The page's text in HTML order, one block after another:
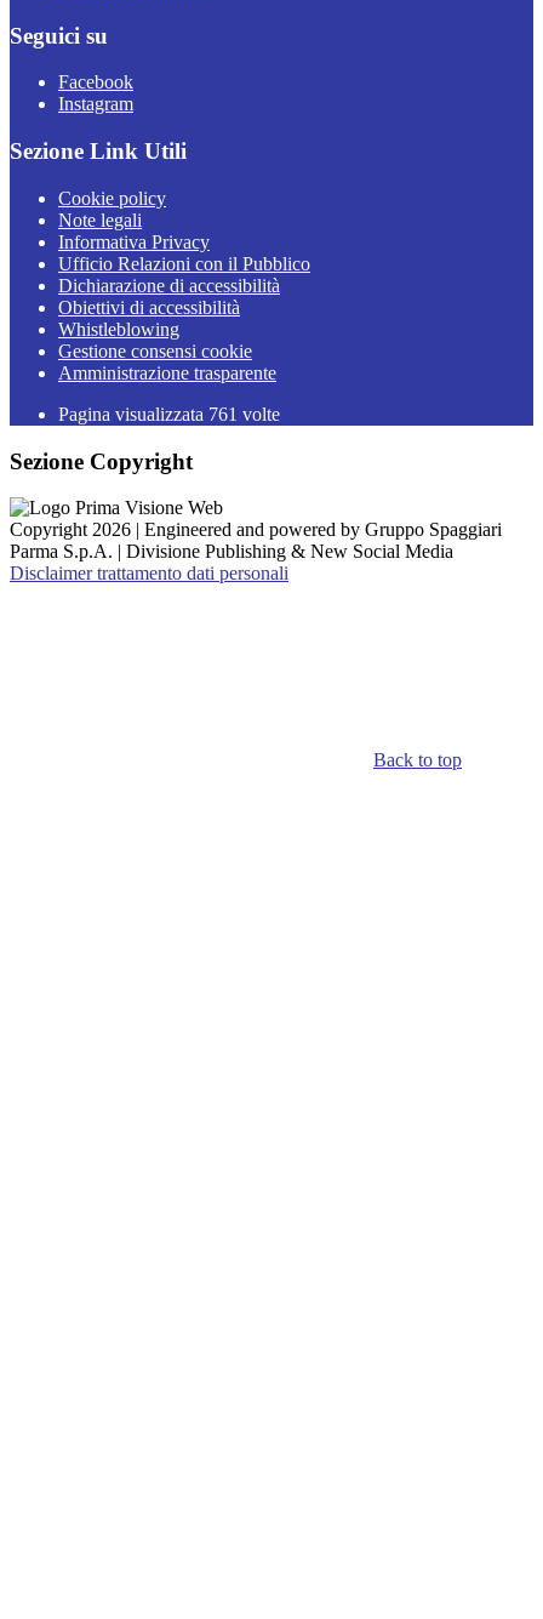
Seguici su
Facebook
Instagram
Sezione Link Utili
Cookie policy
Note legali
Informativa Privacy
Ufficio Relazioni con il Pubblico
Dichiarazione di accessibilità
Obiettivi di accessibilità
Whistleblowing
Gestione consensi cookie
Amministrazione trasparente
Pagina visualizzata 761 volte
Sezione Copyright
Copyright 2026 | Engineered and powered by Gruppo Spaggiari
Parma S.p.A. | Divisione Publishing & New Social Media
Disclaimer trattamento dati personali
Back to top